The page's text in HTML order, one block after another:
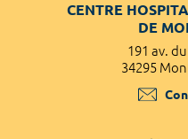
CENTRE
DE
191 av.
34295